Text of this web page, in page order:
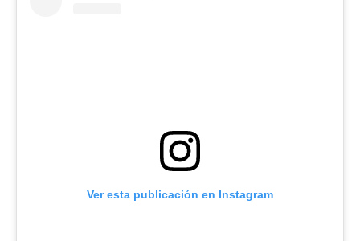
Ver esta publicación en Instagram